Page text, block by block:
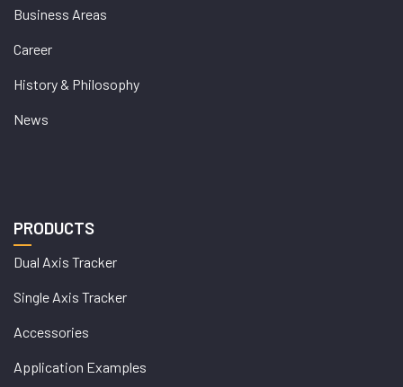
Business Areas
Career
History & Philosophy
News
PRODUCTS
Dual Axis Tracker
Single Axis Tracker
Accessories
Application Examples